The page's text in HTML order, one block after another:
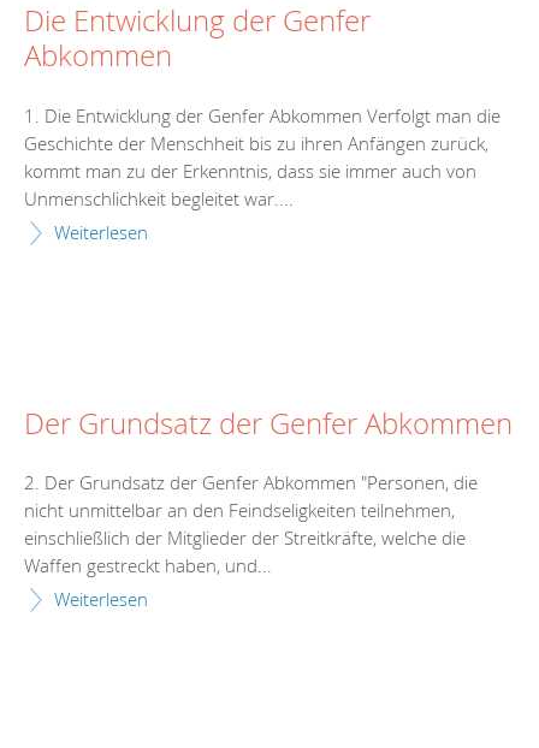
Die Entwicklung der Genfer
Abkommen
1. Die Entwicklung der Genfer Abkommen Verfolgt man die
Geschichte der Menschheit bis zu ihren Anfängen zurück,
kommt man zu der Erkenntnis, dass sie immer auch von
Unmenschlichkeit begleitet war....
Weiterlesen
Der Grundsatz der Genfer Abkommen
2. Der Grundsatz der Genfer Abkommen "Personen, die
nicht unmittelbar an den Feindseligkeiten teilnehmen,
einschließlich der Mitglieder der Streitkräfte, welche die
Waffen gestreckt haben, und...
Weiterlesen